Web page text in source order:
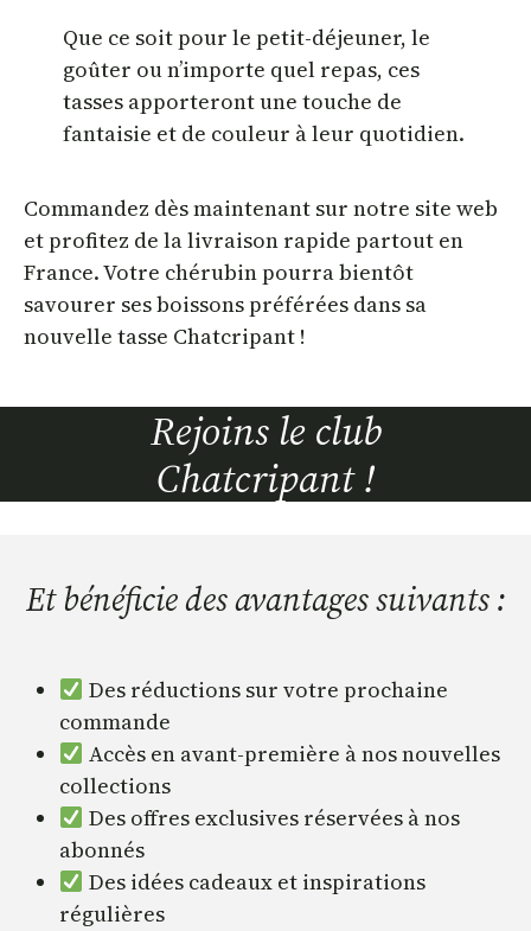
Que ce soit pour le petit-déjeuner, le
goûter ou n’importe quel repas, ces
tasses apporteront une touche de
fantaisie et de couleur à leur quotidien.
Commandez dès maintenant sur notre site web
et profitez de la livraison rapide partout en
France. Votre chérubin pourra bientôt
savourer ses boissons préférées dans sa
nouvelle tasse Chatcripant !
Rejoins le club
Chatcripant !
Et bénéficie des avantages suivants :
Des réductions sur votre prochaine
commande
Accès en avant-première à nos nouvelles
collections
Des offres exclusives réservées à nos
abonnés
Des idées cadeaux et inspirations
régulières